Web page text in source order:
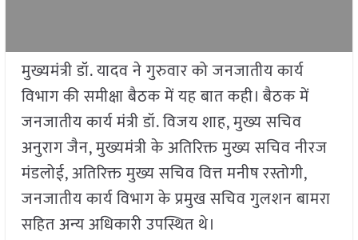
मुख्यमंत्री डॉ. यादव ने गुरुवार को जनजातीय कार्य
विभाग की समीक्षा बैठक में यह बात कही। बैठक में
जनजातीय कार्य मंत्री डॉ. विजय शाह, मुख्य सचिव
अनुराग जैन, मुख्यमंत्री के अतिरिक्त मुख्य सचिव नीरज
मंडलोई, अतिरिक्त मुख्य सचिव वित्त मनीष रस्तोगी,
जनजातीय कार्य विभाग के प्रमुख सचिव गुलशन बामरा
सहित अन्य अधिकारी उपस्थित थे।